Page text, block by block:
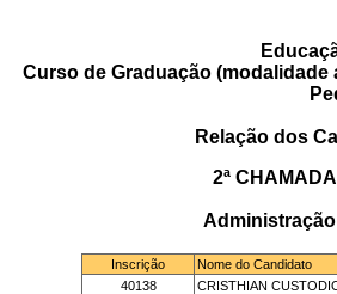
Curso de Graduação
Relação dos
2ª
Inscrição
Nome do Candidato
40138
CRISTHIAN